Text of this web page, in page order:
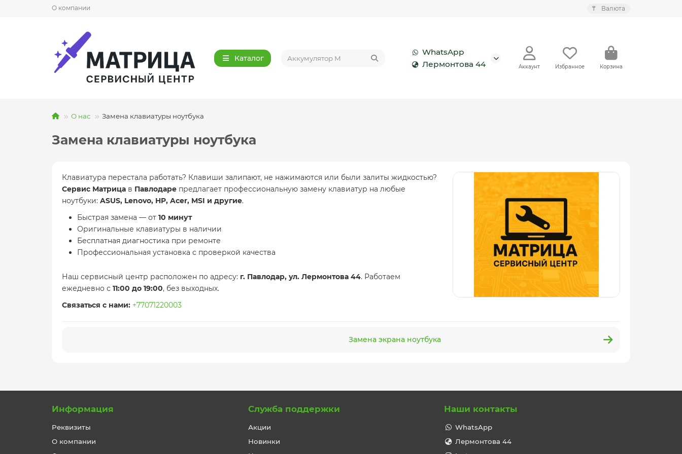
О компании ₸ Валюта
Каталог
WhatsApp
Лермонтова 44
Аккаунт Избранное Корзина
О нас Замена клавиатуры ноутбука
Замена клавиатуры ноутбука
Клавиатура перестала работать? Клавиши залипают, не нажимаются или были залиты жидкостью?
Сервис Матрица в Павлодаре предлагает профессиональную замену клавиатур на любые
ноутбуки: ASUS, Lenovo, HP, Acer, MSI и другие.
Быстрая замена — от 10 минут
Оригинальные клавиатуры в наличии
Бесплатная диагностика при ремонте
Профессиональная установка с проверкой качества
Наш сервисный центр расположен по адресу: г. Павлодар, ул. Лермонтова 44. Работаем
ежедневно с 11:00 до 19:00, без выходных.
Связаться с нами: +77071220003
Замена экрана ноутбука
Информация
Реквизиты
О компании
Служба поддержки
Акции
Новинки
Наши контакты
WhatsApp
Лермонтова 44